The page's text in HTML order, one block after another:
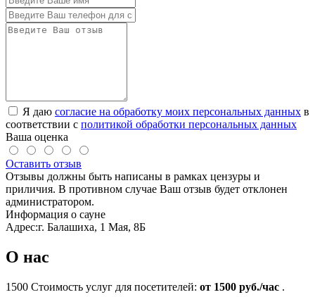
Я даю согласие на обработку моих персональных данных в
соответствии с политикой обработки персональных данных
Ваша оценка
Оставить отзыв
Отзывы должны быть написаны в рамках цензуры и
приличия. В противном случае Ваш отзыв будет отклонен
администратором.
Информация о сауне
Адрес:г. Балашиха, 1 Мая, 8Б
О нас
1500 Стоимость услуг для посетителей: от 1500 руб./час .